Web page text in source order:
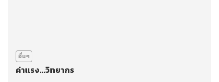
อื่นๆ
ค่าแรง...วิทยากร